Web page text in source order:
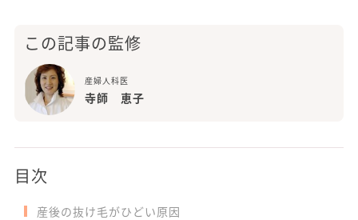
この記事の監修
産婦人科医
寺師 恵子
目次
産後の抜け毛がひどい原因